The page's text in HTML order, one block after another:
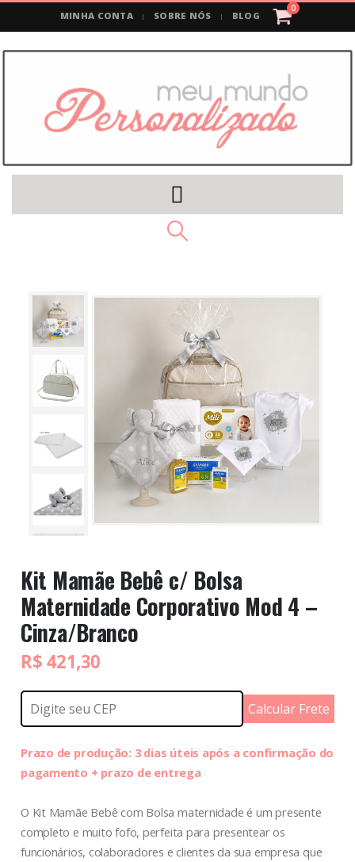
MINHA CONTA SOBRE NÓS BLOG
0
Kit Mamãe Bebê c/ Bolsa
Maternidade Corporativo Mod 4 –
Cinza/Branco
R$421,30
Calcular Frete
Prazo de produção: 3 dias úteis após a confirmação do
pagamento + prazo de entrega
O Kit Mamãe Bebê com Bolsa maternidade é um presente
completo e muito fofo, perfeita para presentear os
funcionários, colaboradores e clientes da sua empresa que